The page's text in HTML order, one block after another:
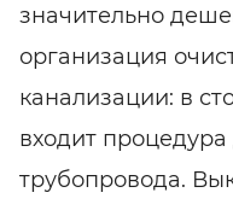
значительно
организация
канализации: в
входит процедура
трубопровода.